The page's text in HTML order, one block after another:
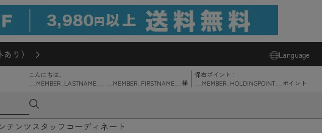
り） Language
こんにちは、
__MEMBER_LASTNAME__ __MEMBER_FIRSTNAME__ 様
保有ポイント：
__MEMBER_HOLDINGPOINT__
ポイント
テンツ スタッフコーディネート